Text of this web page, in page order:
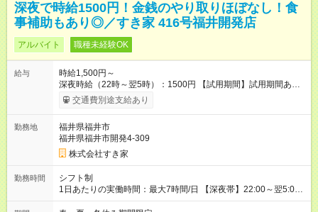
深夜で時給1500円！金銭のやり取りほぼなし！食
事補助もあり◎／すき家 416号福井開発店
アルバイト 職種未経験OK
給与
時給1,500円～
深夜時給（22時～翌5時）：1500円 【試用期間】試用期間あり
試用期間の長さ：1ヶ月 雇用形態、給与は本採用時と同じです。
試用期間の実態は30日（※条件変更なし）ですが、切り上げで
同時給）
交通費別途支給あり
勤務地
福井県福井市
福井県福井市開発4-309
株式会社すき家
勤務時間
シフト制
1日あたりの実働時間：最大7時間/日 【深夜帯】22:00～翌5:00
週2日～・1日2h～OK◎ ※22:00から翌5:00までは18歳以上の方